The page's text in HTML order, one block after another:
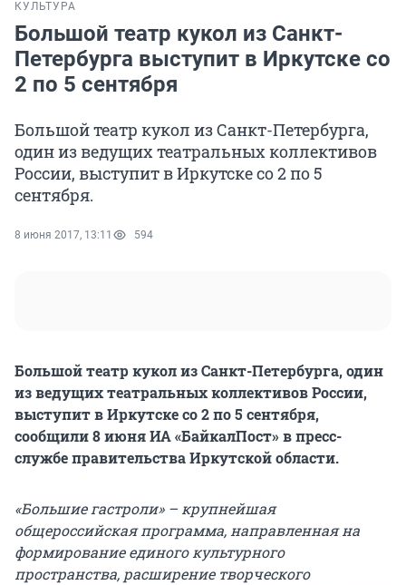
КУЛЬТУРА
Большой театр кукол из Санкт-
Петербурга выступит в Иркутске со
2 по 5 сентября
Большой театр кукол из Санкт-Петербурга,
один из ведущих театральных коллективов
России, выступит в Иркутске со 2 по 5
сентября.
8 июня 2017, 13:11 594
Большой театр кукол из Санкт-Петербурга, один
из ведущих театральных коллективов России,
выступит в Иркутске со 2 по 5 сентября,
сообщили 8 июня ИА «БайкалПост» в пресс-
службе правительства Иркутской области.
«Большие гастроли» – крупнейшая
общероссийская программа, направленная на
формирование единого культурного
пространства, расширение творческого